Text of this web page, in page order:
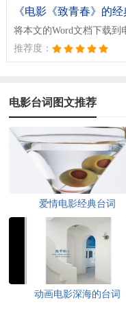
《电影《致青春》的经
将本文的Word文档下载到
推荐度：
电影台词图文推荐
爱情电影经典台词
动画电影深海的台词